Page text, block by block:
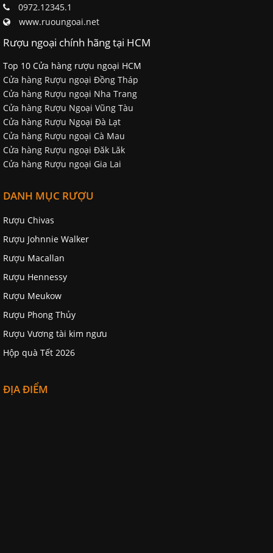
0972.12345.1
www.ruoungoai.net
Rượu ngoại chính hãng tại HCM
Top 10 Cửa hàng rượu ngoại HCM
Cửa hàng Rượu ngoại Đồng Tháp
Cửa hàng Rượu ngoại Nha Trang
Cửa hàng Rượu Ngoại Vũng Tàu
Cửa hàng Rượu Ngoại Đà Lạt
Cửa hàng Rượu ngoại Cà Mau
Cửa hàng Rượu ngoại Đăk Lăk
Cửa hàng Rượu ngoại Gia Lai
DANH MỤC RƯỢU
Rượu Chivas
Rượu Johnnie Walker
Rượu Macallan
Rượu Hennessy
Rượu Meukow
Rượu Phong Thủy
Rượu Vương tài kim ngưu
Hộp quà Tết 2026
ĐỊA ĐIỂM